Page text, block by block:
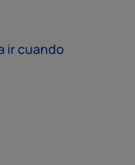
ir cuando